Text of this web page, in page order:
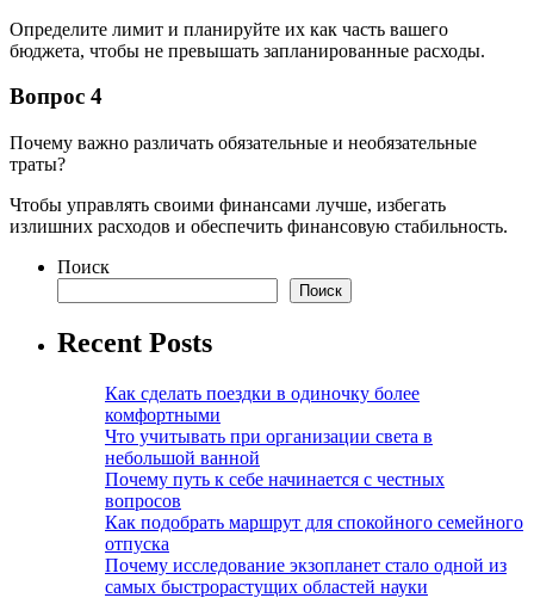
Определите лимит и планируйте их как часть вашего
бюджета, чтобы не превышать запланированные расходы.
Вопрос 4
Почему важно различать обязательные и необязательные
траты?
Чтобы управлять своими финансами лучше, избегать
излишних расходов и обеспечить финансовую стабильность.
Поиск
Поиск
Recent Posts
Как сделать поездки в одиночку более
комфортными
Что учитывать при организации света в
небольшой ванной
Почему путь к себе начинается с честных
вопросов
Как подобрать маршрут для спокойного семейного
отпуска
Почему исследование экзопланет стало одной из
самых быстрорастущих областей науки